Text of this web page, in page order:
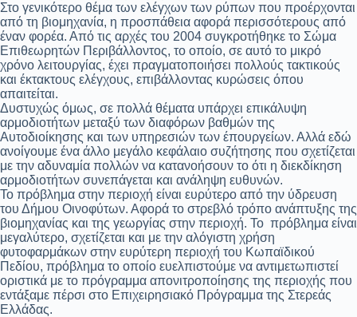
Στο γενικότερο θέμα των ελέγχων των ρύπων που προέρχονται
από τη βιομηχανία, η προσπάθεια αφορά περισσότερους από
έναν φορέα. Από τις αρχές του 2004 συγκροτήθηκε το Σώμα
Επιθεωρητών Περιβάλλοντος, το οποίο, σε αυτό το μικρό
χρόνο λειτουργίας, έχει πραγματοποιήσει πολλούς τακτικούς
και έκτακτους ελέγχους, επιβάλλοντας κυρώσεις όπου
απαιτείται.
Δυστυχώς όμως, σε πολλά θέματα υπάρχει επικάλυψη
αρμοδιοτήτων μεταξύ των διαφόρων βαθμών της
Αυτοδιοίκησης και των υπηρεσιών των έπουργείων. Αλλά εδώ
ανοίγουμε ένα άλλο μεγάλο κεφάλαιο συζήτησης που σχετίζεται
με την αδυναμία πολλών να κατανοήσουν το ότι η διεκδίκηση
αρμοδιοτήτων συνεπάγεται και ανάληψη ευθυνών.
Το πρόβλημα στην περιοχή είναι ευρύτερο από την ύδρευση
του Δήμου Οινοφύτων. Αφορά το στρεβλό τρόπο ανάπτυξης της
βιομηχανίας και της γεωργίας στην περιοχή. Το πρόβλημα είναι
μεγαλύτερο, σχετίζεται και με την αλόγιστη χρήση
φυτοφαρμάκων στην ευρύτερη περιοχή του Κωπαϊδικού
Πεδίου, πρόβλημα το οποίο ευελπιστούμε να αντιμετωπιστεί
οριστικά με το πρόγραμμα απονιτροποίησης της περιοχής που
εντάξαμε πέρσι στο Επιχειρησιακό Πρόγραμμα της Στερεάς
Ελλάδας.